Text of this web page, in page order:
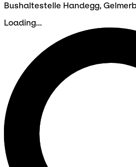
Bushaltestelle Handegg,
Loading...